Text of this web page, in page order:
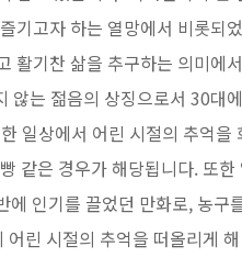
기고자 하는 열망에서 비롯되
활기찬 삶을 추구하는 의미에
않는 젊음의 상징으로서 30대
일상에서 어린 시절의 추억
같은 경우가 해당됩니다. 또
인기를 끌었던 만화로, 농구
린 시절의 추억을 떠올리게